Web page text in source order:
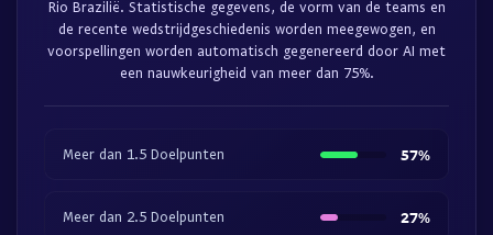
Rio Brazilië. Statistische gegevens, de vorm van de teams en
de recente wedstrijdgeschiedenis worden meegewogen, en
voorspellingen worden automatisch gegenereerd door AI met
een nauwkeurigheid van meer dan 75%.
Meer dan 1.5 Doelpunten 57%
Meer dan 2.5 Doelpunten 27%